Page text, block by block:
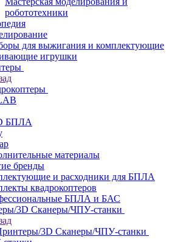
робототехники
для выжигания и комплектующие
игрушки
БПЛА
материалы
бренды
и расходники для БПЛА
квадрокоптеров
БПЛА и БАС
3D Сканеры/ЧПУ-станки
3D Сканеры/ЧПУ-станки